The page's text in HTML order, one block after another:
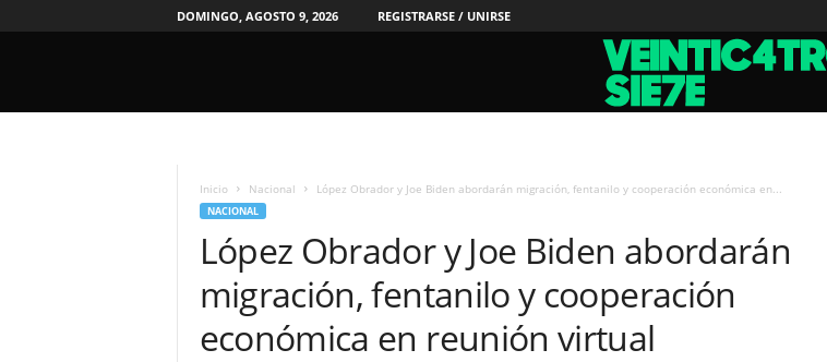
DOMINGO, AGOSTO 9, 2026 REGISTRARSE / UNIRSE
Inicio Nacional López Obrador y Joe Biden abordarán migración, fentanilo y cooperación económica en...
NACIONAL
López Obrador y Joe Biden abordarán
migración, fentanilo y cooperación
económica en reunión virtual